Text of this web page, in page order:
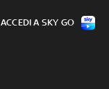
ACCEDI A SKY GO